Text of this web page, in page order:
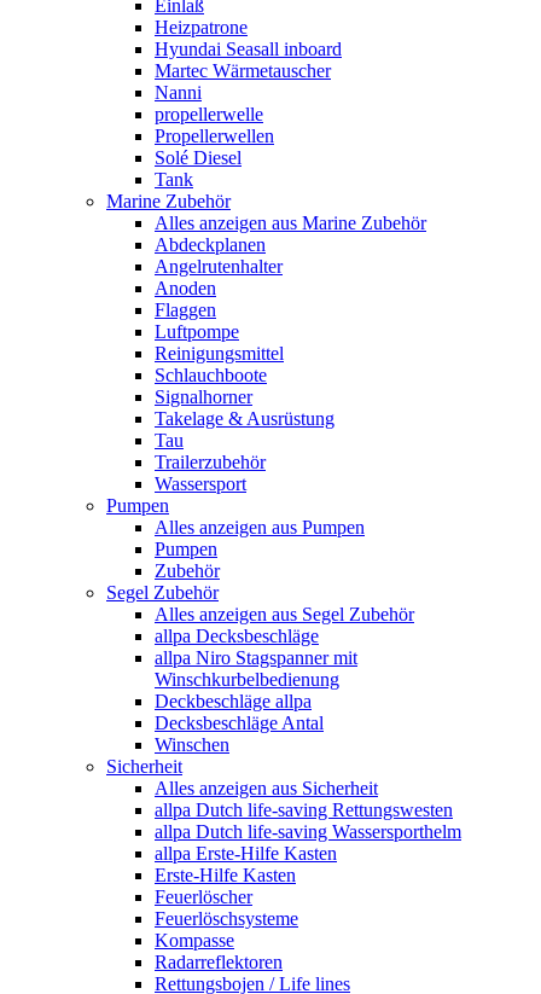
Einlaß
Heizpatrone
Hyundai Seasall inboard
Martec Wärmetauscher
Nanni
propellerwelle
Propellerwellen
Solé Diesel
Tank
Marine Zubehör
Alles anzeigen aus Marine Zubehör
Abdeckplanen
Angelrutenhalter
Anoden
Flaggen
Luftpompe
Reinigungsmittel
Schlauchboote
Signalhorner
Takelage & Ausrüstung
Tau
Trailerzubehör
Wassersport
Pumpen
Alles anzeigen aus Pumpen
Pumpen
Zubehör
Segel Zubehör
Alles anzeigen aus Segel Zubehör
allpa Decksbeschläge
allpa Niro Stagspanner mit
Winschkurbelbedienung
Deckbeschläge allpa
Decksbeschläge Antal
Winschen
Sicherheit
Alles anzeigen aus Sicherheit
allpa Dutch life-saving Rettungswesten
allpa Dutch life-saving Wassersporthelm
allpa Erste-Hilfe Kasten
Erste-Hilfe Kasten
Feuerlöscher
Feuerlöschsysteme
Kompasse
Radarreflektoren
Rettungsbojen / Life lines